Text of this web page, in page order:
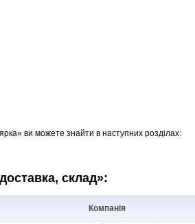
ви можете знайти в наступних розділах:
склад»:
Компанія